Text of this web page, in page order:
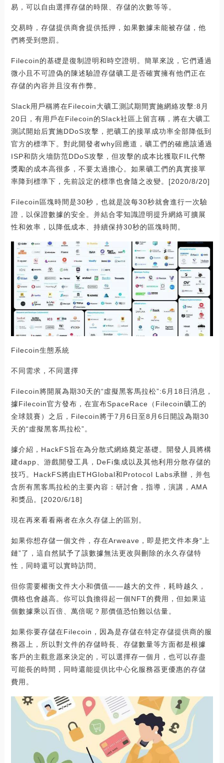
易，可以自由選擇存儲的時限、存儲的次數等等。
交易時，存儲提供商會提供抵押，如果數據未能被存儲，他
們將受到懲罰。
Filecoin的基礎是復制證明和時空證明。簡單來說，它們通過
微小且不可證偽的陳述驗證存儲礦工是否確實擁有他們正在
存儲的內容并且沒有作弊。
Slack用戶稱將在Filecoin大礦工測試期間實施網絡攻擊:8月
20日，有用戶在Filecoin的Slack社區上留言稱，將在大礦工
測試開始后實施DDoS攻擊，把礦工的接單成功率全部降低到
官方的標準下。對此開發者why回應道，礦工們的確應該通過
ISP和防火墻防范DDoS攻擊，但攻擊的成本比獲取FIL代幣
獎勵的成本高很多，不要太過擔心。如果礦工們的真實接單
率降到標準下，先前設定的標準也會隨之改變。[2020/8/20]
Filecoin區塊時間是30秒，也就是說每30秒就會進行一次驗
證，以保證數據的安全。并結合零知識證明提升網絡可擴展
性和效率，以降低成本、持續保持30秒的區塊時間。
Filecoin生態系統
不同需求，不同選擇
Filecoin將開展為期30天的“虛擬黑客馬拉松”:6月18日消息，
據Filecoin官方發布，在宣布SpaceRace（Filecoin礦工的
全球競賽）之后，Filecoin將于7月6日至8月6日開設為期30
天的“虛擬黑客馬拉松”。
據介紹，HackFS旨在為分散式網絡奠定基礎。開發人員將構
建dapp、游戲開發工具，DeFi集成以及其他利用分散存儲的
技巧。HackFS將由ETHGlobal和Protocol Labs承辦，并包
含所有黑客馬拉松的主要內容：研討會，指導，演講，AMA
和獎品。[2020/6/18]
現在再來看看兩者在永久存儲上的區別。
如果你想存儲一個文件，存在Arweave，即是把文件本身“上
鏈”了，這自然賦予了該數據無法更改與刪除的永久存儲特
性，同時還可以實時訪問。
但你需要權衡文件大小和價值——越大的文件，耗時越久，
價格也會越高。你可以負擔得起一個NFT的費用，但如果這
個數據乘以百倍、萬倍呢？那價值恐怕難以估量。
如果你要存儲在Filecoin，因為是存儲在特定存儲提供商的服
務器上，所以對文件的存儲時長、存儲數量等方面都是根據
客戶的主觀意愿來決定的，可以選擇存一個月，也可以存盡
可能長的時間，同時還能提供比中心化服務器更優惠的存儲
費用。